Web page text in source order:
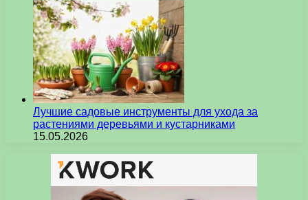
Лучшие садовые инструменты для ухода за
растениями деревьями и кустарниками
15.05.2026